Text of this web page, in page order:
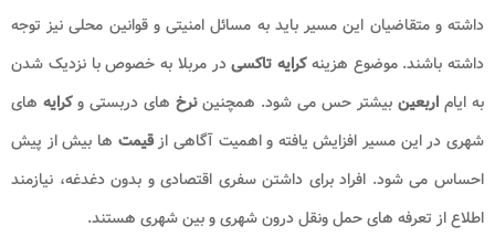
داشته و متقاضیان این مسیر باید به مسائل امنیتی و قوانین محلی نیز توجه
داشته باشند. موضوع هزینهکرایه تاکسیدر مربلا به خصوص با نزدیک شدن
به ایام اربعین بیشتر حس می شود. همچنیننرخ های دربستی وکرایه های
شهری در این مسیر افزایش یافته و اهمیت آگاهی ازقیمت ها بیش از پیش
احساس می شود. افراد برای داشتن سفری اقتصادی و بدون دغدغه، نیازمند
اطلاع از تعرفه های حمل ونقل درون شهری و بین شهری هستند.